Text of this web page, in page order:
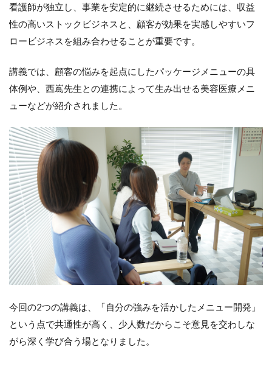
看護師が独立し、事業を安定的に継続させるためには、収益
性の高いストックビジネスと、顧客が効果を実感しやすいフ
ロービジネスを組み合わせることが重要です。
講義では、顧客の悩みを起点にしたパッケージメニューの具
体例や、西嶌先生との連携によって生み出せる美容医療メニ
ューなどが紹介されました。
今回の2つの講義は、「自分の強みを活かしたメニュー開発」
という点で共通性が高く、少人数だからこそ意見を交わしな
がら深く学び合う場となりました。